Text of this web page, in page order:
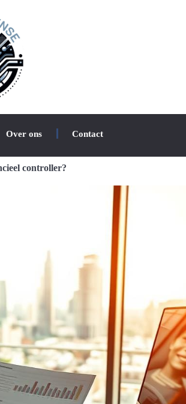
Over ons Contact
controller?